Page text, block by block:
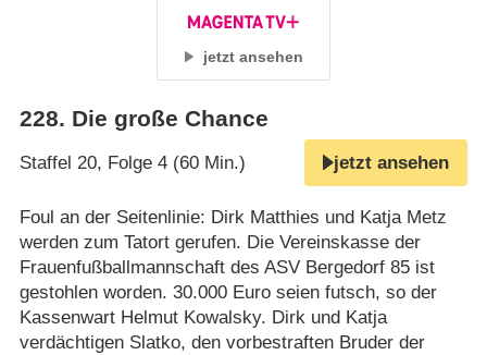
jetzt ansehen
228. Die große Chance
Staffel 20, Folge 4 (60 Min.) jetzt ansehen
Foul an der Seitenlinie: Dirk Matthies und Katja Metz
werden zum Tatort gerufen. Die Vereinskasse der
Frauenfußballmannschaft des ASV Bergedorf 85 ist
gestohlen worden. 30.000 Euro seien futsch, so der
Kassenwart Helmut Kowalsky. Dirk und Katja
verdächtigen Slatko, den vorbestraften Bruder der